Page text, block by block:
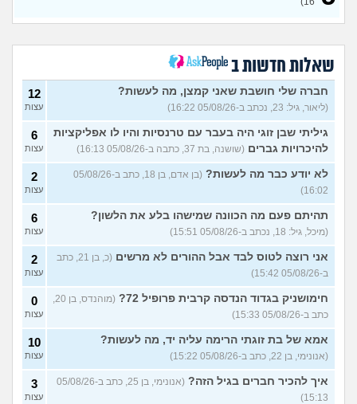
בת 32)
מהי האינדיקציה ההכי טובה
11
אני מתבייש ולא יודע מה
לעשות בקיץ בים או בריכה
(אנונימי, בן 13)
רופא שיניים נזף בי, דמעתי כל
הטיפול
(תות, בת 34)
6
עד כמה אני מבלבלת בנות
באופן הלבוש שלי והדיבור שלי,
צריכה עצה
(עדן, בת 24)
4
עצות
האם אימוני קליסטניקס באמת
טובים יותר?
(מתלבט, בן 32)
4
עצות
בת 16, והשיער שלי ממש נושר
ואני לא יודעת מה לעשות?
(אליאנה, בת 16)
צלוליט בגיל הנעורים, מה
לעשות? (אנונימית, בת 16)
2
עצות
(מעיין, בן 14) 5
עצות
עוד שאלות חדשות במדור
שאלות חדשות ב
חברה שלי חושבת שאני קמצן, מה לעשות?
(ליאור, גיל: 23, נכתב ב-05/08/26 16:22)
12
עצות
גיליתי שבן זוגי היה בעבר עם טרנסיות והיו לו אפליקציות
להיכרויות גברים (שושנה, בת 37, כתבה ב-05/08/26 16:13)
6
עצות
לא יודע כבר מה לעשות?
(בן אדם, בן 18, כתב ב-05/08/26
16:02)
2
עצות
תהיתם פעם מה הכוונה שמישהו בלע את הלשון?
(מיכל, גיל: 18, נכתב ב-05/08/26 15:51)
6
עצות
אני רוצה לטוס לבד אבל ההורים לא מרשים
(כ, בן 21, כתב
ב-05/08/26 15:42)
2
עצות
חימושניק בגדוד הנדסה קרבית פרופיל 72?
(מוהנדס, בן 20,
כתב ב-05/08/26 15:33)
0
עצות
אמא של בת זוגתי הרימה עליה יד, מה לעשות?
(אנונימי, בן 22, כתב ב-05/08/26 15:22)
10
עצות
איך להכיר חברים בגיל הזה?
(אנונימי, בן 25, כתב ב-05/08/26
15:13)
3
עצות